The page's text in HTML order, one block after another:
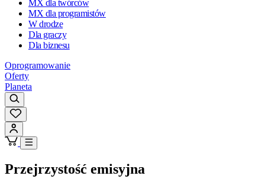
MX dla twórców
MX dla programistów
W drodze
Dla graczy
Dla biznesu
Oprogramowanie
Oferty
Planeta
Przejrzystość emisyjna